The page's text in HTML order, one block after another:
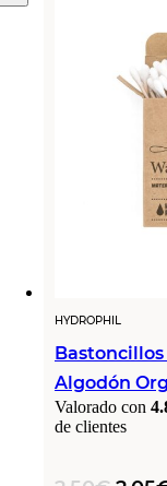
HYDROPHIL
Algodón
Valorado con
de clientes